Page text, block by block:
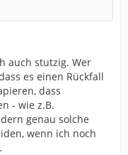
auch stutzig. Wer
es einen Rückfall
dass
- wie z.B.
genau solche
wenn ich noch